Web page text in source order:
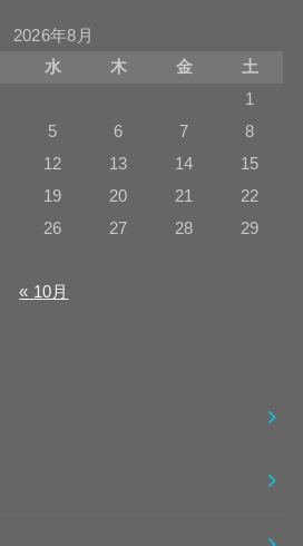
2026年8月
水 木 金
土
1
5 6 7
8
12 13 14
15
19 20 21
22
26 27 28
29
« 10月